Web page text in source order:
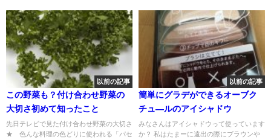
以前の記事
この野菜も？付け合わせ野菜の
大切さ初めて知ったこと
先日テレビで見た付け合わせ野菜の大切さ
★ 色んな料理の色どりに使われる「パセ
以前の記事
簡単にグラデができるオーブク
チュ―ルのアイシャドウ
みなさんはアイシャドウって使っています
か？ 私はたまーに遠出の際にブラウンや